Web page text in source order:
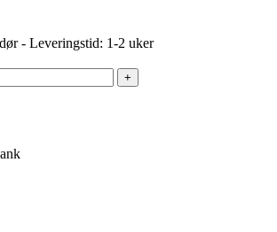
- Leveringstid: 1-2 uker
+